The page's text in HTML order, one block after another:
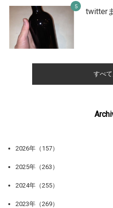
twitter
すべ
2026年（157）
2025年（263）
2024年（255）
2023年（269）